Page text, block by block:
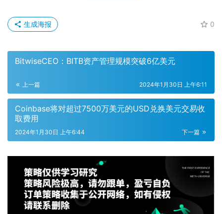
0
生成海报
BitwiseCEO：BITB资产管理规模突破6亿美元
上一篇 2024年1月30日 上午6:11
Coinbase将对超过7500万美元的USD兑换美元交易收
取费用
下一篇
2024年1月30日 上午6:44